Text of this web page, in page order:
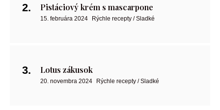
Pistáciový krém s mascarpone
15. februára 2024 Rýchle recepty / Sladké
Lotus zákusok
20. novembra 2024 Rýchle recepty / Sladké